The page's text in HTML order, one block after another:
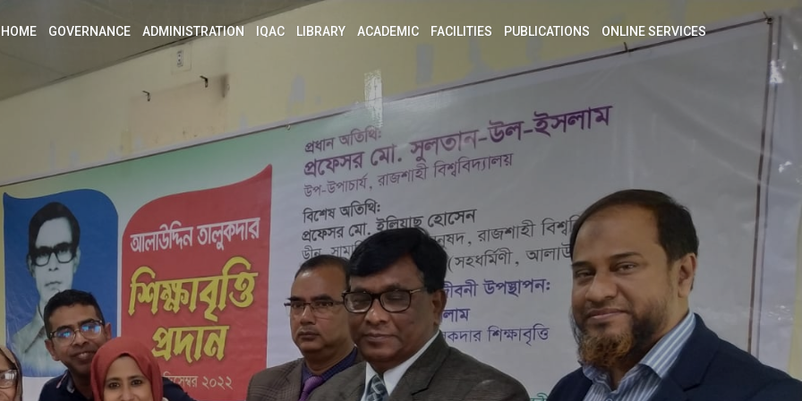
HOME GOVERNANCE ADMINISTRATION IQAC LIBRARY ACADEMIC FACILITIES PUBLICATIONS ONLINE SERVICES